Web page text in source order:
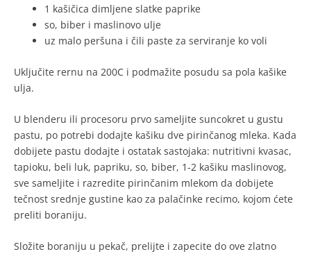
1 kašičica dimljene slatke paprike
so, biber i maslinovo ulje
uz malo peršuna i čili paste za serviranje ko voli
Uključite rernu na 200C i podmažite posudu sa pola kašike
ulja.
U blenderu ili procesoru prvo sameljite suncokret u gustu
pastu, po potrebi dodajte kašiku dve pirinčanog mleka. Kada
dobijete pastu dodajte i ostatak sastojaka: nutritivni kvasac,
tapioku, beli luk, papriku, so, biber, 1-2 kašiku maslinovog,
sve sameljite i razredite pirinčanim mlekom da dobijete
tečnost srednje gustine kao za palačinke recimo, kojom ćete
preliti boraniju.
Složite boraniju u pekač, prelijte i zapecite do ove zlatno